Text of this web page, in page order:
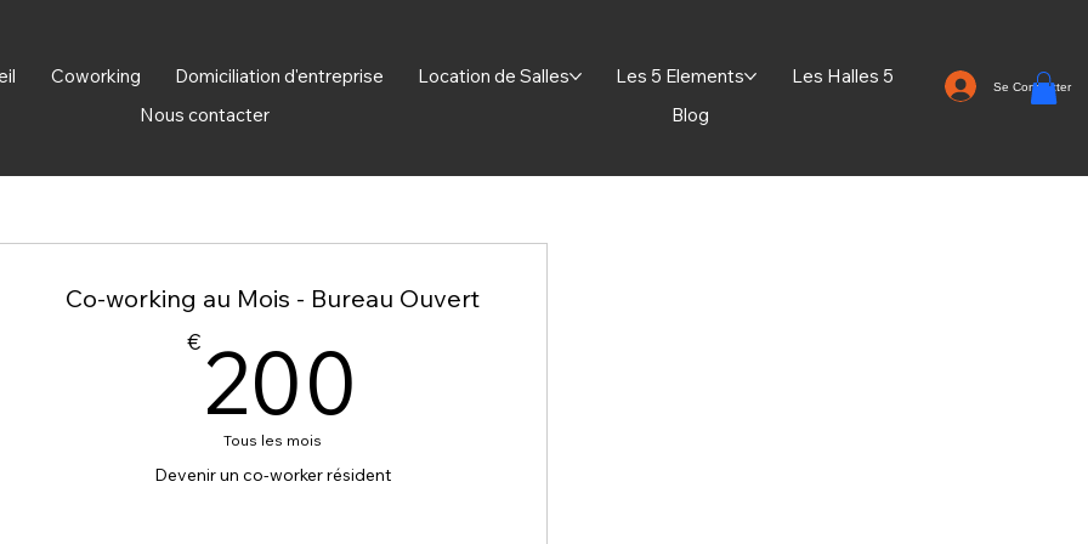
Se Connecter
Coworking Domiciliation d'entreprise Location de Salles Les 5 Elements
Les Halles 5
Nous contacter
Blog
Co-working au Mois - Bureau Ouvert
€ 200
Tous les mois
Devenir un co-worker résident